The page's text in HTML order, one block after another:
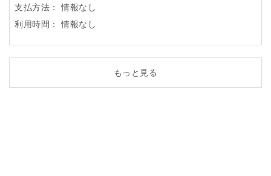
支払方法：
情報なし
利用時間：
情報なし
もっと見る